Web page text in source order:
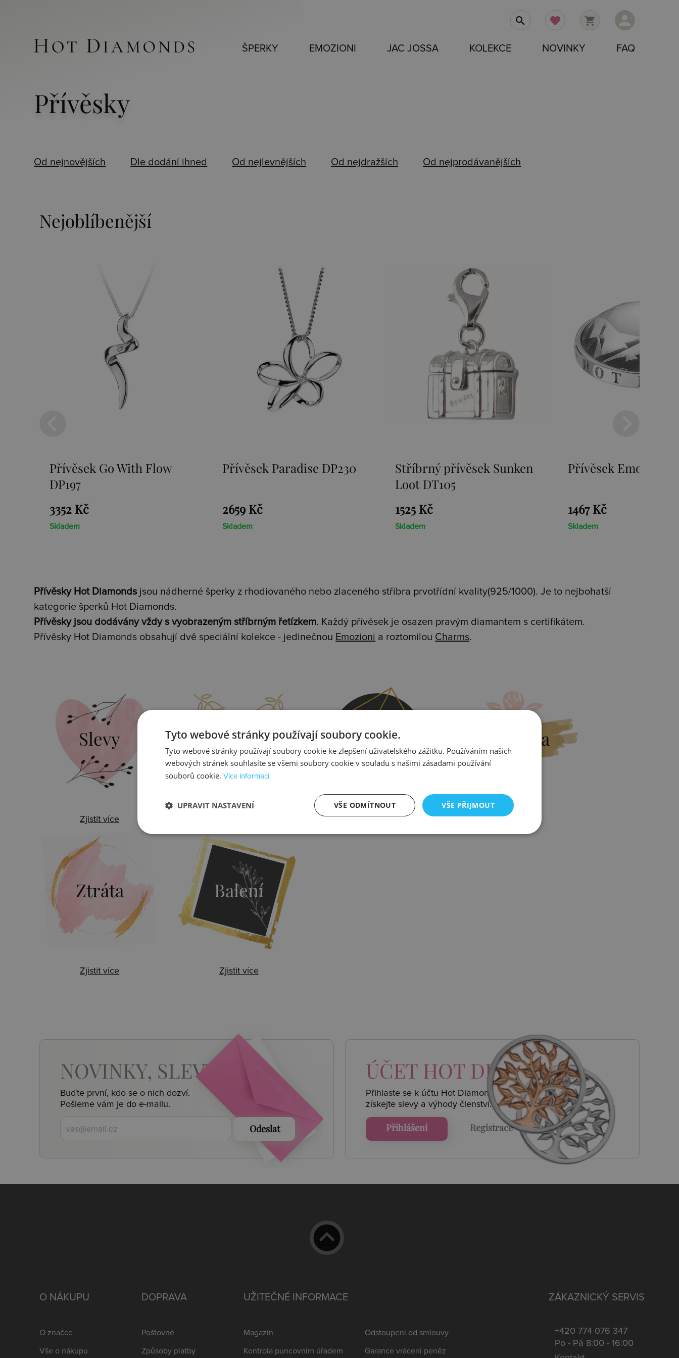
person
shopping_cart
favorite
search
ŠPERKY EMOZIONI JAC JOSSA KOLEKCE NOVINKY FAQ
Přívěsky
Od nejnovějších Dle dodání ihned Od nejlevnějších Od nejdražších Od nejprodávanějších
Nejoblíbenější
Přívěsek Paradise DP230
2659 Kč
Skladem
Stříbrný přívěsek Sunken
1525 Kč
Skladem
Přívěsek Emozioni Ice Coin
1467 Kč
Skladem
Přívěsek Emozioni
1467 Kč
Skladem
Přívěsky Hot Diamonds jsou nádherné šperky z rhodiovaného nebo zlaceného stříbra prvotřídní kvality(925/1000). Je to nejbohatší
kategorie šperků Hot Diamonds.
Přívěsky jsou dodávány vždy s vyobrazeným stříbrným řetízkem. Každý přívěsek je osazen pravým diamantem s certifikátem.
Přívěsky Hot Diamonds obsahují dvě speciální kolekce - jedinečnou Emozioni a roztomilou Charms.
Slevy
Zjistit více
Doprava Kontrola Výměna
Ztráta
Zjistit více
Balení
Zjistit více
NOVINKY, SLEVY, AKCE
Buďte první, kdo se o nich dozví.
Pošleme vám je do e-mailu.
Odeslat
ÚČET HOT DIAMONDS
Přihlaste se k účtu Hot Diamonds a
získejte slevy a výhody členství.
Přihlášení Registrace
ZÁKAZNICKÝ SERVIS
+420 774 076 347
Po - Pá 8:00 - 16:00
O NÁKUPU
O značce
Vše o nákupu
DOPRAVA
Poštovné
Způsoby platby
UŽITEČNÉ INFORMACE
Magazín
Kontrola puncovním úřadem
Odstoupení od smlouvy
Garance vrácení peněz
Tyto webové stránky používají soubory cookie.
Tyto webové stránky používají soubory cookie ke zlepšení uživatelského zážitku. Používáním našich
webových stránek souhlasíte se všemi soubory cookie v souladu s našimi zásadami používání
souborů cookie. Více informací
VŠE PŘIJMOUT
VŠE ODMÍTNOUT
UPRAVIT NASTAVENÍ